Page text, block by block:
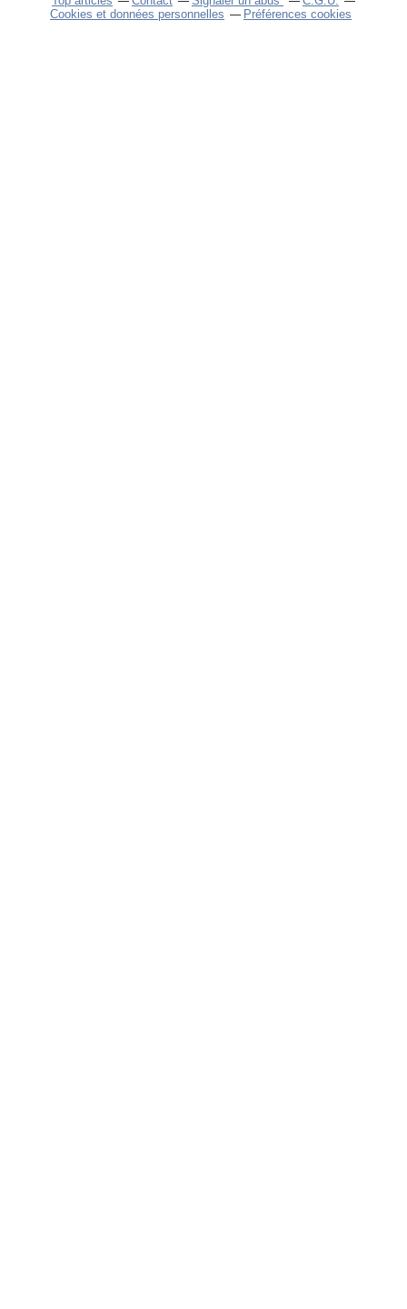
Cookies et données personnelles
Préférences cookies